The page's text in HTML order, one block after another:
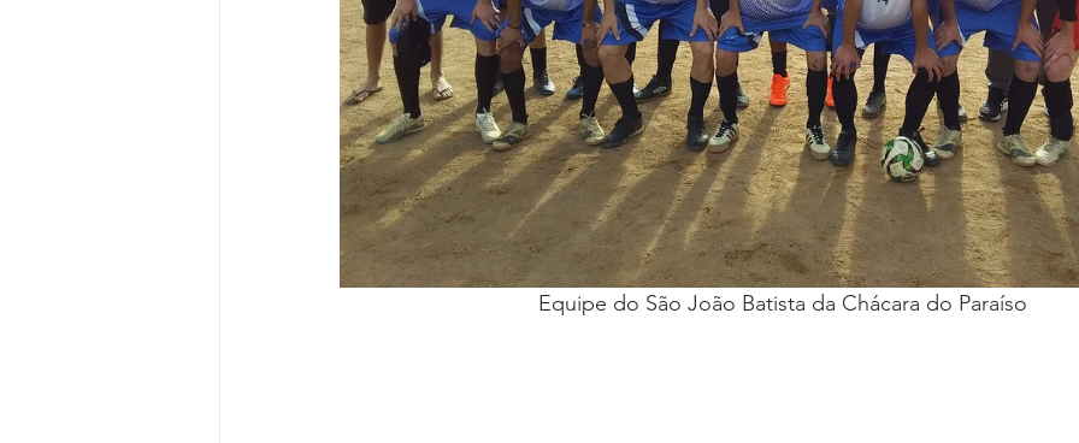
                                 Equipe do São João Batista da Chácara do Paraíso